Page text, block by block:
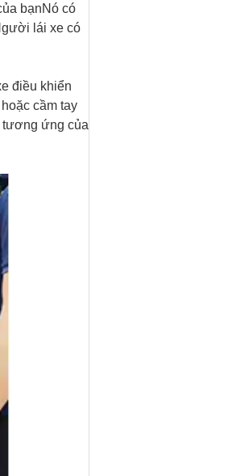
bạnNó có
lái xe có
điều khiển
cầm tay
tương ứng của